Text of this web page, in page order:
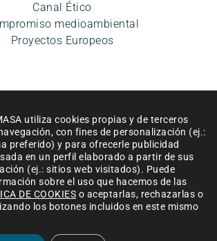
Canal Ético
medioambiental
Proyectos Europeos
de privacidad|Condiciones de uso
|Política de cookies|Mapa del sitio
de Seguridad de la información
Aguas de Málaga, S.A. 2024
utiliza cookies propias y de terceros
con fines de personalización (ej.:
preferido) y para ofrecerle publicidad
en un perfil elaborado a partir de sus
(ej.: sitios web visitados). Puede
sobre el uso que hacemos de las
DE COOKIES o aceptarlas, rechazarlas o
los botones incluidos en este mismo